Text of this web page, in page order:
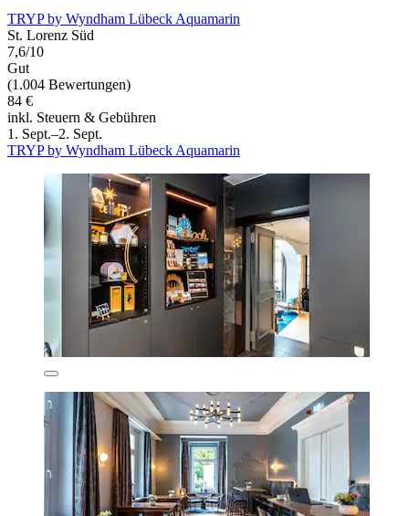
TRYP by Wyndham Lübeck Aquamarin
St. Lorenz Süd
7,6/10
Gut
(1.004 Bewertungen)
84 €
inkl. Steuern & Gebühren
1. Sept.–2. Sept.
TRYP by Wyndham Lübeck Aquamarin